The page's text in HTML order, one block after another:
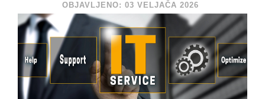
OBJAVLJENO: 03 VELJAČA 2026